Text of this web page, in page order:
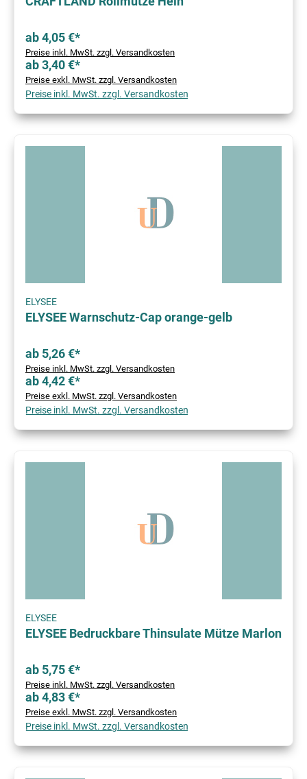
ab 4,05 €*
Preise inkl. MwSt. zzgl. Versandkosten
ab 3,40 €*
Preise exkl. MwSt. zzgl. Versandkosten
Preise inkl. MwSt. zzgl. Versandkosten
ELYSEE
ELYSEE Warnschutz-Cap orange-gelb
ab 5,26 €*
Preise inkl. MwSt. zzgl. Versandkosten
ab 4,42 €*
Preise exkl. MwSt. zzgl. Versandkosten
Preise inkl. MwSt. zzgl. Versandkosten
ELYSEE
ELYSEE Bedruckbare Thinsulate Mütze Marlon
ab 5,75 €*
Preise inkl. MwSt. zzgl. Versandkosten
ab 4,83 €*
Preise exkl. MwSt. zzgl. Versandkosten
Preise inkl. MwSt. zzgl. Versandkosten